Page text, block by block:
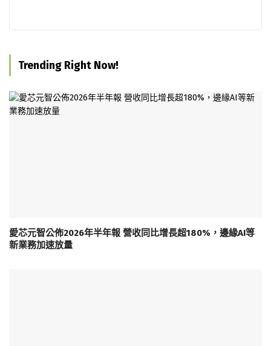
Trending Right Now!
愛芯元智公佈2026年半年報 營收同比增長超180%，邊緣AI等
新業務加速放量